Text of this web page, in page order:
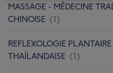
MASSAGE - MÉDECINE
CHINOISE (1)
REFLEXOLOGIE PLANTAIRE
THAÏLANDAISE (1)